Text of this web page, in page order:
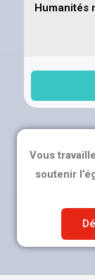
Humanités
Vous
soutenir